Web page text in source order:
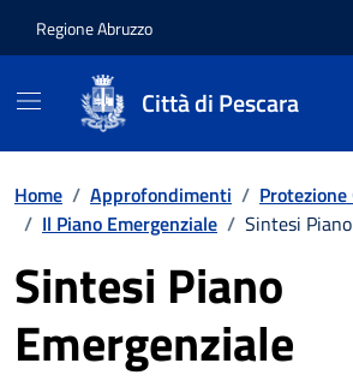
Regione Abruzzo
Città di Pescara
Home / Approfondimenti / Protezione
/ Il Piano Emergenziale / Sintesi
Sintesi Piano
Emergenziale